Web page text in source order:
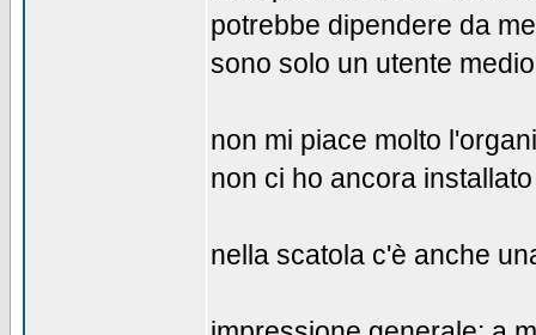
potrebbe dipendere da
sono solo un utente
non mi piace molto
non ci ho ancora
nella scatola c'è anche